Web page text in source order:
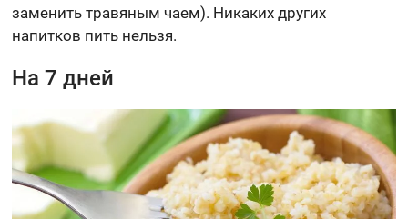
заменить травяным чаем). Никаких других
напитков пить нельзя.
На 7 дней